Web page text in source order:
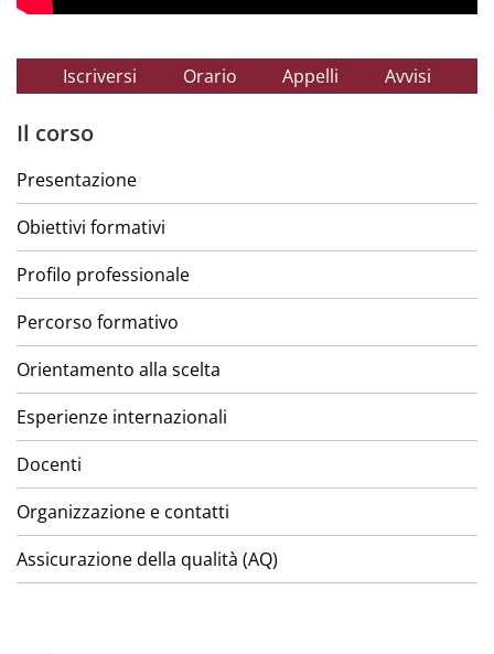
Iscriversi Orario Appelli Avvisi
Il corso
Presentazione
Obiettivi formativi
Profilo professionale
Percorso formativo
Orientamento alla scelta
Esperienze internazionali
Docenti
Organizzazione e contatti
Assicurazione della qualità (AQ)